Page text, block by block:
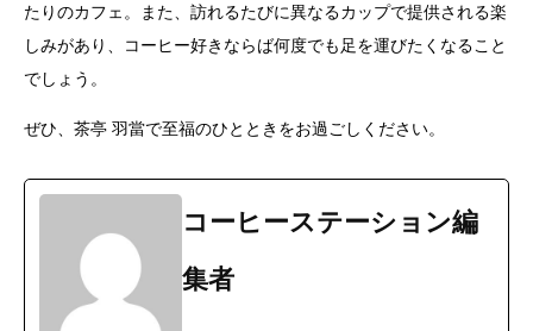
たりのカフェ。また、訪れるたびに異なるカップで提供される楽
しみがあり、コーヒー好きならば何度でも足を運びたくなること
でしょう。
ぜひ、茶亭 羽當で至福のひとときをお過ごしください。
コーヒーステーション編
集者